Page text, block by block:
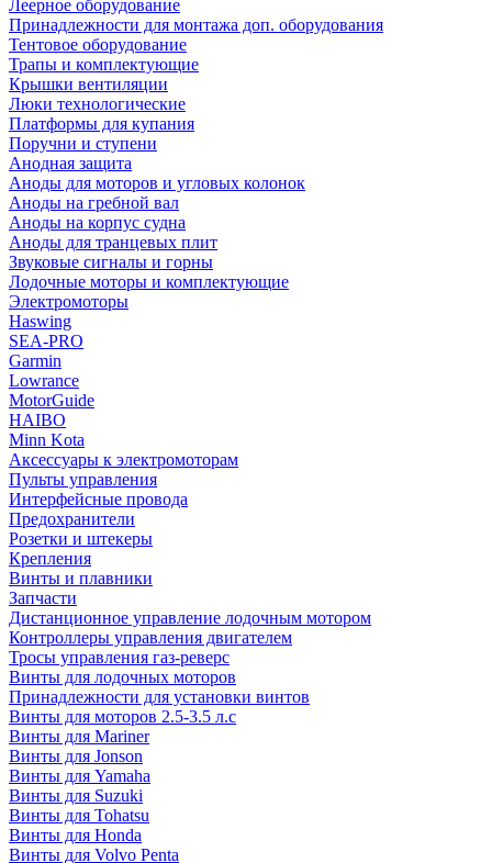
Леерное оборудование
Принадлежности для монтажа доп. оборудования
Тентовое оборудование
Трапы и комплектующие
Крышки вентиляции
Люки технологические
Платформы для купания
Поручни и ступени
Анодная защита
Аноды для моторов и угловых колонок
Аноды на гребной вал
Аноды на корпус судна
Аноды для транцевых плит
Звуковые сигналы и горны
Лодочные моторы и комплектующие
Электромоторы
Haswing
SEA-PRO
Garmin
Lowrance
MotorGuide
HAIBO
Minn Kota
Аксессуары к электромоторам
Пульты управления
Интерфейсные провода
Предохранители
Розетки и штекеры
Крепления
Винты и плавники
Запчасти
Дистанционное управление лодочным мотором
Контроллеры управления двигателем
Тросы управления газ-реверс
Винты для лодочных моторов
Принадлежности для установки винтов
Винты для моторов 2.5-3.5 л.с
Винты для Mariner
Винты для Jonson
Винты для Yamaha
Винты для Suzuki
Винты для Tohatsu
Винты для Honda
Винты для Volvo Penta